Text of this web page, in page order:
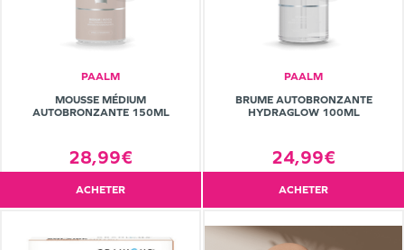
PAALM
MOUSSE MÉDIUM
AUTOBRONZANTE 150ML
28,99€
ACHETER
PAALM
BRUME AUTOBRONZANTE
HYDRAGLOW 100ML
24,99€
ACHETER